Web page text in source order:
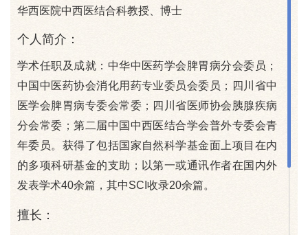
华西医院中西医结合科教授、博士
个人简介：
学术任职及成就：中华中医药学会脾胃病分会委员；
中国中医药协会消化用药专业委员会委员；四川省中
医学会脾胃病专委会常委；四川省医师协会胰腺疾病
分会常委；第二届中国中西医结合学会普外专委会青
年委员。获得了包括国家自然科学基金面上项目在内
的多项科研基金的支助；以第一或通讯作者在国内外
发表学术40余篇，其中SCI收录20余篇。
擅长：